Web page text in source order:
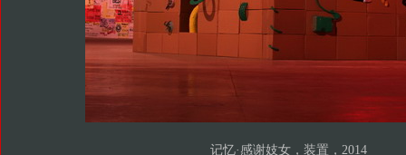
记忆·感谢妓女，装置，2014